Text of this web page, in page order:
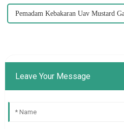
Pemadam Kebakaran Uav Mustard
Leave Your Message